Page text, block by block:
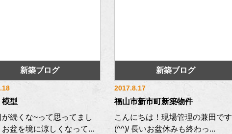
新築ブログ
型
が続くな~って思ってまし
お盆を境に涼しくなって...
新築ブログ
2017.8.17
福山市新市町新築物件
こんにちは！現場管理の兼田です
(^^)/ 長いお盆休みも終わっ...